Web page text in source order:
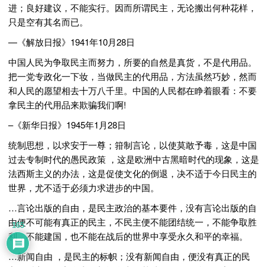
进；良好建议，不能实行。因而所谓民主，无论搬出何种花样，
只是空有其名而已。
—《解放日报》1941年10月28日
中国人民为争取民主而努力，所要的自然是真货，不是代用品。
把一党专政化一下妆，当做民主的代用品，方法虽然巧妙，然而
和人民的愿望相去十万八千里。中国的人民都在睁着眼看：不要
拿民主的代用品来欺骗我们啊!
–《新华日报》1945年1月28日
统制思想，以求安于一尊；箝制言论，以使莫敢予毒，这是中国
过去专制时代的愚民政策 ，这是欧洲中古黑暗时代的现象，这是
法西斯主义的办法，这是促使文化的倒退，决不适于今日民主的
世界，尤不适于必须力求进步的中国。
…言论出版的自由，是民主政治的基本要件，没有言论出版的自
由便不可能有真正的民主，不民主便不能团结统一，不能争取胜
利，不能建国，也不能在战后的世界中享受永久和平的幸福。
…新闻自由 ，是民主的标帜；没有新闻自由，便没有真正的民
165